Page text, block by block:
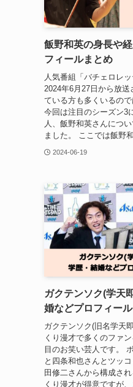
飯野和英の身長や
フィールまとめ
人気番組「バチェロレ
2024年6月27日から放
ている方も多くいるので
今回は注目のシーズン3
人、飯野和英さんにつ
ました。 ここでは飯野
2024-06-19
ガクテンソク(学天
婚などプロフィー
ガクテンソク(旧名学天
くり漫才で多くのファ
目のお笑い芸人です。
と四条和也さんとツッ
田修二さんから構成さ
くり漫才が得意ですが、